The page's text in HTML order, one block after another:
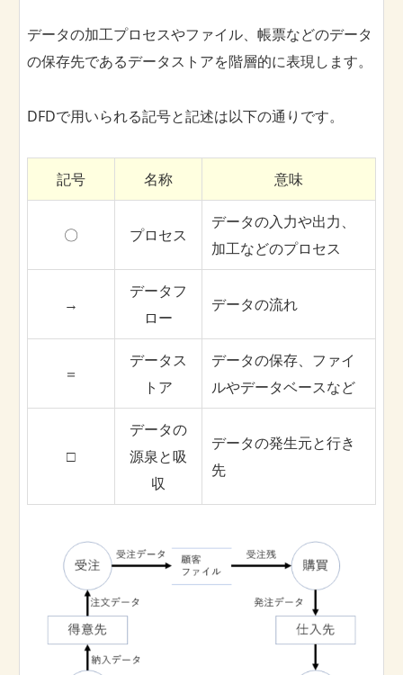
データの加工プロセスやファイル、帳票などのデータ
の保存先であるデータストアを階層的に表現します。
DFDで用いられる記号と記述は以下の通りです。
記号 名称 意味
〇 プロセス
データの入力や出力、
加工などのプロセス
→
データフ
ロー
データの流れ
＝
データス
トア
データの保存、ファイ
ルやデータベースなど
□
データの
源泉と吸
収
データの発生元と行き
先